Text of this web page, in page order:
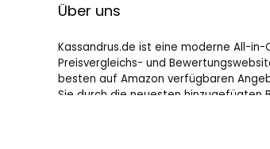
Über uns
Kassandrus.de ist eine moderne All-in-
Preisvergleichs- und
besten auf Amazon verfügbaren
Sie durch die neuesten hinzugefügten